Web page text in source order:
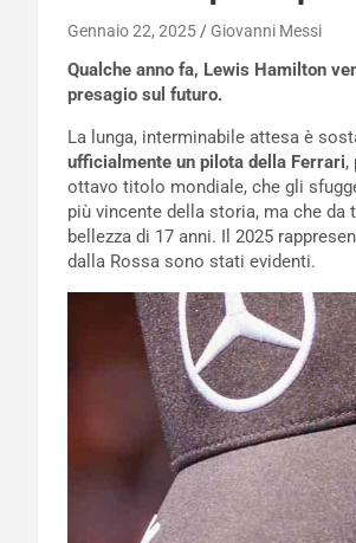
Gennaio 22, 2025 Giovanni Messi
Qualche anno fa, Lewis Hamilton
presagio sul futuro.
La lunga, interminabile attesa è
ufficialmente un pilota della Ferrari,
ottavo titolo mondiale, che gli
più vincente della storia, ma che
bellezza di 17 anni. Il 2025
dalla Rossa sono stati evidenti.